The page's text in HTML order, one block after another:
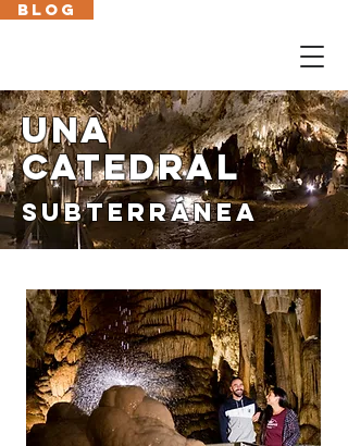
BLOG
UNA
CATEDRAL
SUBTERRÁNEA